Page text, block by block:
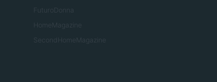
FuturoDonna
HomeMagazine
SecondHomeMagazine